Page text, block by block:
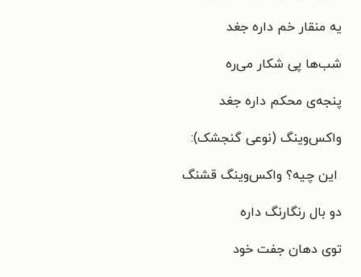
یه منقار خم داره جغد
شب‌ها پی شکار می‌ره
پنجه‌ی محکم داره جغد
واکس‌وینگ (نوعی گنجشک):
این چیه؟ واکس‌وینگ قشنگ
دو بال رنگارنگ داره
توی دهان جفت خود